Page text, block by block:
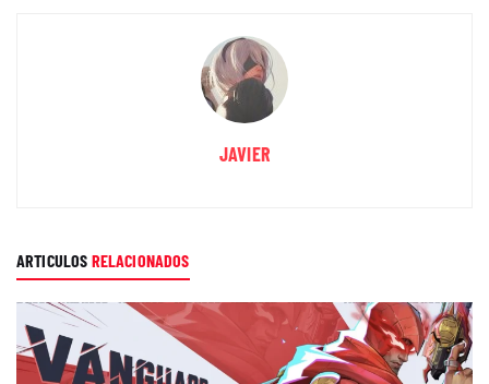
JAVIER
ARTICULOS RELACIONADOS